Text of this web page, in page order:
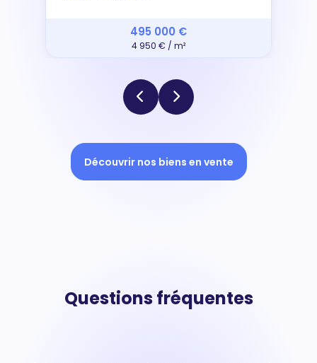
495 000 €
4 950 € / m²
Découvrir nos biens en vente
Questions fréquentes